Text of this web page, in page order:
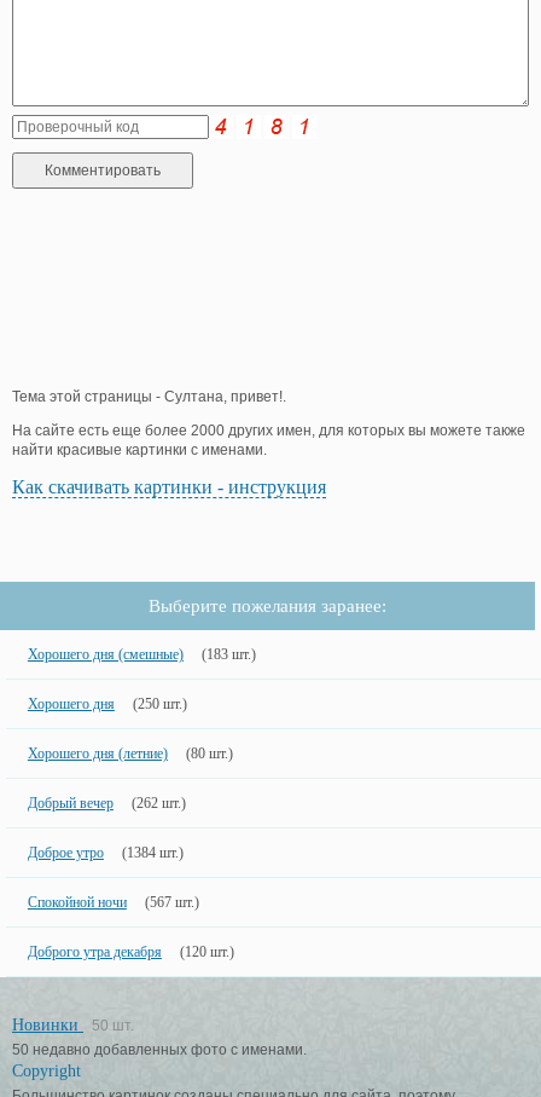
Тема этой страницы - Султана, привет!.
На сайте есть еще более 2000 других имен, для которых вы можете также
найти красивые картинки с именами.
Как скачивать картинки - инструкция
Выберите пожелания заранее:
Хорошего дня (смешные) (183 шт.)
Хорошего дня (250 шт.)
Хорошего дня (летние) (80 шт.)
Добрый вечер (262 шт.)
Доброе утро (1384 шт.)
Спокойной ночи (567 шт.)
Доброго утра декабря (120 шт.)
Новинки
50 шт.
50 недавно добавленных фото с именами.
Copyright